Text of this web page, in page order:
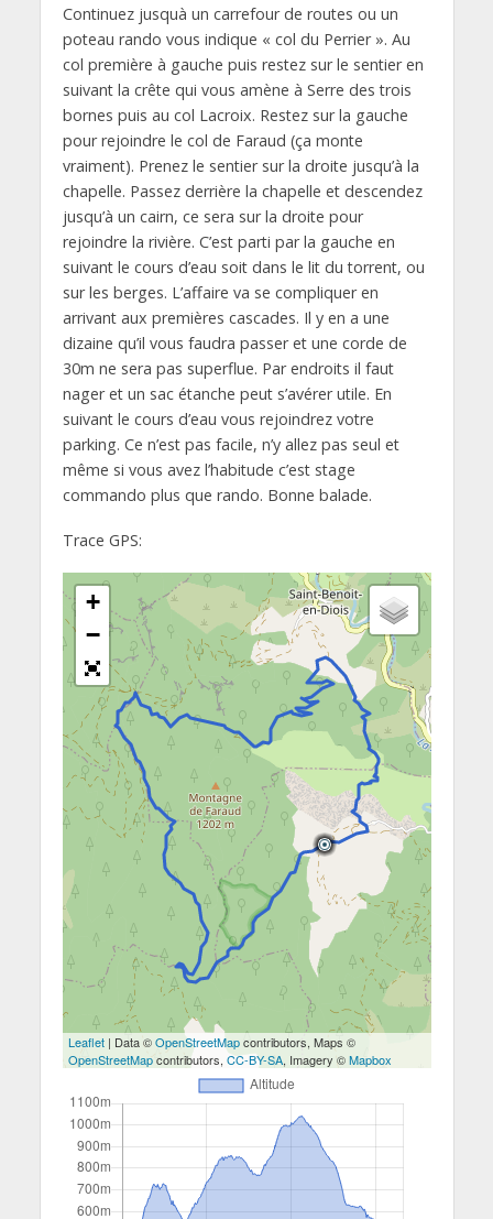
Continuez jusquà un carrefour de routes ou un
poteau rando vous indique « col du Perrier ». Au
col première à gauche puis restez sur le sentier en
suivant la crête qui vous amène à Serre des trois
bornes puis au col Lacroix. Restez sur la gauche
pour rejoindre le col de Faraud (ça monte
vraiment). Prenez le sentier sur la droite jusqu’à la
chapelle. Passez derrière la chapelle et descendez
jusqu’à un cairn, ce sera sur la droite pour
rejoindre la rivière. C’est parti par la gauche en
suivant le cours d’eau soit dans le lit du torrent, ou
sur les berges. L’affaire va se compliquer en
arrivant aux premières cascades. Il y en a une
dizaine qu’il vous faudra passer et une corde de
30m ne sera pas superflue. Par endroits il faut
nager et un sac étanche peut s’avérer utile. En
suivant le cours d’eau vous rejoindrez votre
parking. Ce n’est pas facile, n’y allez pas seul et
même si vous avez l’habitude c’est stage
commando plus que rando. Bonne balade.
Trace GPS:
+
−
Leaflet| Data ©OpenStreetMapcontributors, Maps ©
OpenStreetMapcontributors, CC-BY-SA, Imagery ©Mapbox